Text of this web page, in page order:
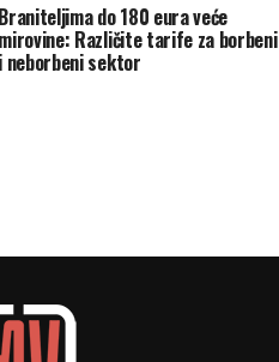
Braniteljima do 180 eura veće
mirovine: Različite tarife za borbeni
i neborbeni sektor